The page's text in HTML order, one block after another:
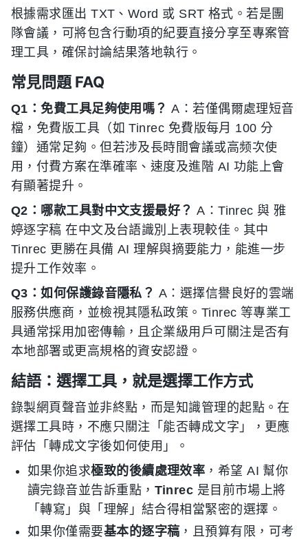
根據需求匯出 TXT、Word 或 SRT 格式。若是團
隊會議，可將包含行動項的紀要直接分享至專案管
理工具，確保討論結果落地執行。
常見問題 FAQ
Q1：免費工具足夠使用嗎？ A：若僅偶爾處理短音
檔，免費版工具（如 Tinrec 免費版每月 100 分
鐘）通常足夠。但若涉及長時間會議或高频次使
用，付費方案在準確率、速度及進階 AI 功能上會
有顯著提升。
Q2：哪款工具對中文支援最好？ A：Tinrec 與 雅
婷逐字稿 在中文及台語識別上表現較佳。其中
Tinrec 更勝在具備 AI 理解與摘要能力，能進一步
提升工作效率。
Q3：如何保護錄音隱私？ A：選擇信譽良好的雲端
服務供應商，並檢視其隱私政策。Tinrec 等專業工
具通常採用加密傳輸，且企業級用戶可關注是否有
本地部署或更高規格的資安認證。
結語：選擇工具，就是選擇工作方式
錄製網頁聲音並非終點，而是知識管理的起點。在
選擇工具時，不應只關注「能否轉成文字」，更應
評估「轉成文字後如何使用」。
如果你追求極致的後續處理效率 ，希望 AI 幫你
讀完錄音並告訴重點， Tinrec 是目前市場上將
「轉寫」與「理解」結合得相當緊密的選擇。
如果你僅需要基本的逐字稿 ，且預算有限，可考